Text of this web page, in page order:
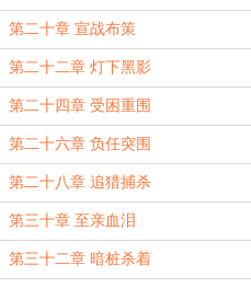
第二十章 宣战布策
第二十二章 灯下黑影
第二十四章 受困重围
第二十六章 负任突围
第二十八章 追猎捕杀
第三十章 至亲血泪
第三十二章 暗桩杀着